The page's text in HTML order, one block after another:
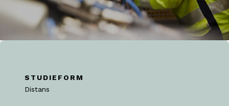
STUDIEFORM
Distans